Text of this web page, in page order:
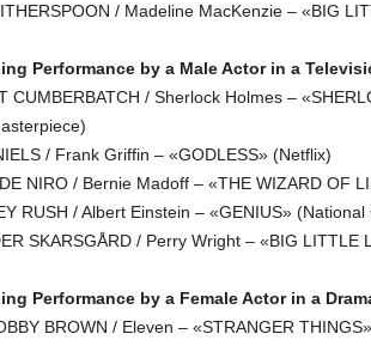
/ Madeline MacKenzie – «BIG
Performance by a Male Actor in a
CUMBERBATCH / Sherlock Holmes –
/ Frank Griffin – «GODLESS» (Netflix)
NIRO / Bernie Madoff – «THE WIZARD OF
RUSH / Albert Einstein – «GENIUS» (National
SKARSGÅRD / Perry Wright – «BIG LITTLE
Performance by a Female Actor in a
BROWN / Eleven – «STRANGER